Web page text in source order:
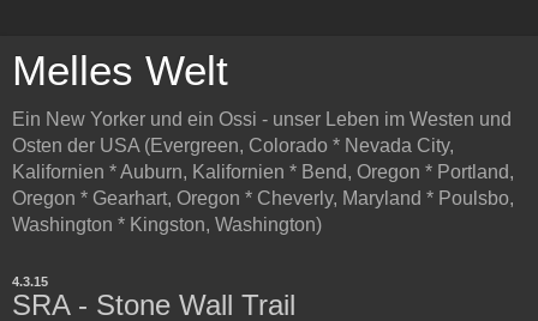
Melles Welt
Ein New Yorker und ein Ossi - unser Leben im Westen und
Osten der USA (Evergreen, Colorado * Nevada City,
Kalifornien * Auburn, Kalifornien * Bend, Oregon * Portland,
Oregon * Gearhart, Oregon * Cheverly, Maryland * Poulsbo,
Washington * Kingston, Washington)
4.3.15
SRA - Stone Wall Trail